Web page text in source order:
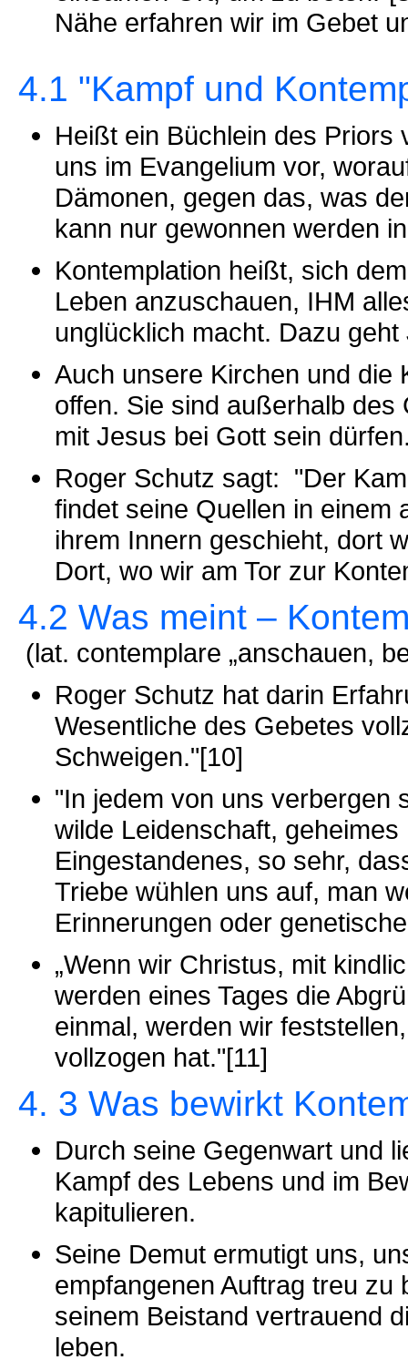
Nähe erfahren wir im Gebet
4.1 "Kampf und
Heißt ein Büchlein des Priors
uns im Evangelium vor,
Dämonen, gegen das, was
kann nur gewonnen werden
Kontemplation heißt, sich
Leben anzuschauen, IHM
unglücklich macht. Dazu
Auch unsere Kirchen und die
offen. Sie sind außerhalb
mit Jesus bei Gott sein
Roger Schutz sagt: "Der
findet seine Quellen in einem
ihrem Innern geschieht, dort
Dort, wo wir am Tor zur
4.2 Was meint –
(lat. contemplare „anschauen,
Roger Schutz hat darin
Wesentliche des Gebetes
Schweigen."[10]
"In jedem von uns verbergen
wilde Leidenschaft,
Eingestandenes, so sehr,
Triebe wühlen uns auf, man
Erinnerungen oder
„Wenn wir Christus, mit
werden eines Tages die
einmal, werden wir
vollzogen hat."[11]
4. 3 Was bewirkt
Durch seine Gegenwart und
Kampf des Lebens und im
kapitulieren.
Seine Demut ermutigt uns,
empfangenen Auftrag treu zu
seinem Beistand vertrauend
leben.